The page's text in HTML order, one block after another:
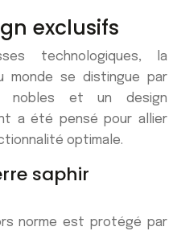
exclusifs
technologiques, la
monde se distingue par
nobles et un design
a été pensé pour allier
optimale.
saphir
norme est protégé par